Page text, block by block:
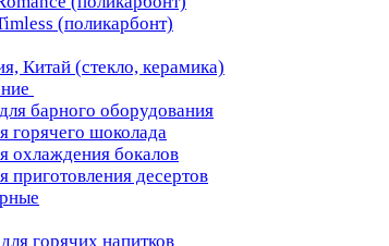
(поликарбонт)
Китай (стекло, керамика)
барного оборудования
горячего шоколада
охлаждения бокалов
приготовления десертов
горячих напитков